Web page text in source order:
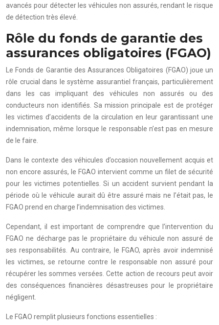
avancés pour détecter les véhicules non assurés, rendant le risque
de détection très élevé.
Rôle du fonds de garantie des
assurances obligatoires (FGAO)
Le Fonds de Garantie des Assurances Obligatoires (FGAO) joue un
rôle crucial dans le système assurantiel français, particulièrement
dans les cas impliquant des véhicules non assurés ou des
conducteurs non identifiés. Sa mission principale est de protéger
les victimes d’accidents de la circulation en leur garantissant une
indemnisation, même lorsque le responsable n’est pas en mesure
de le faire.
Dans le contexte des véhicules d’occasion nouvellement acquis et
non encore assurés, le FGAO intervient comme un filet de sécurité
pour les victimes potentielles. Si un accident survient pendant la
période où le véhicule aurait dû être assuré mais ne l’était pas, le
FGAO prend en charge l’indemnisation des victimes.
Cependant, il est important de comprendre que l’intervention du
FGAO ne décharge pas le propriétaire du véhicule non assuré de
ses responsabilités. Au contraire, le FGAO, après avoir indemnisé
les victimes, se retourne contre le responsable non assuré pour
récupérer les sommes versées. Cette action de recours peut avoir
des conséquences financières désastreuses pour le propriétaire
négligent.
Le FGAO remplit plusieurs fonctions essentielles :